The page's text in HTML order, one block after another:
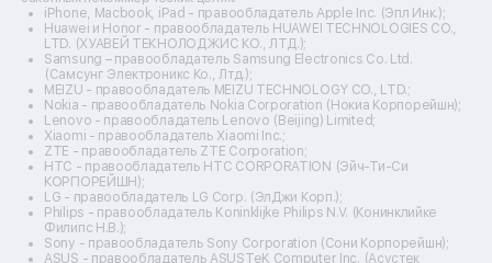
Ремонт прицелов ночного видения
Ремонт винных шкафов
Ремонт выпрямителей
Ремонт сушилок для рук
Ремонт дальномеров
Ремонт снегоуборщиков
iPhone, Macbook, iPad - правообладатель Apple Inc. (Эпл Инк.);
Huawei и Honor - правообладатель HUAWEI TECHNOLOGIES CO.,
LTD. (ХУАВЕЙ ТЕКНОЛОДЖИС КО., ЛТД.);
Samsung – правообладатель Samsung Electronics Co. Ltd.
(Самсунг Электроникс Ко., Лтд.);
MEIZU - правообладатель MEIZU TECHNOLOGY CO., LTD.;
Nokia - правообладатель Nokia Corporation (Нокиа Корпорейшн);
Lenovo - правообладатель Lenovo (Beijing) Limited;
Xiaomi - правообладатель Xiaomi Inc.;
ZTE - правообладатель ZTE Corporation;
HTC - правообладатель HTC CORPORATION (Эйч-Ти-Си
КОРПОРЕЙШН);
LG - правообладатель LG Corp. (ЭлДжи Корп.);
Philips - правообладатель Koninklijke Philips N.V. (Конинклийке
Филипс Н.В.);
Sony - правообладатель Sony Corporation (Сони Корпорейшн);
ASUS - правообладатель ASUSTeK Computer Inc. (Асустек